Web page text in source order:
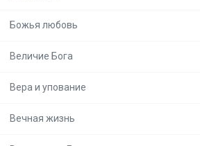
Божья любовь
Величие Бога
Вера и упование
Вечная жизнь